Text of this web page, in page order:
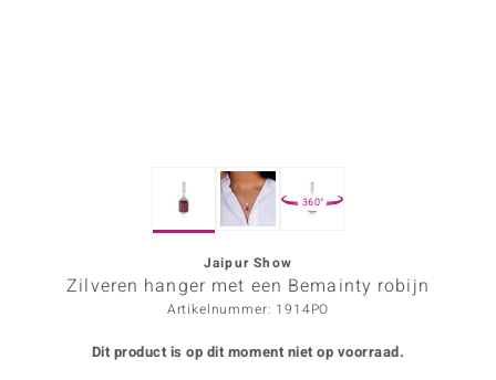
360°
Jaipur Show
Zilveren hanger met een Bemainty robijn
Artikelnummer: 1914PO
Dit product is op dit moment niet op voorraad.